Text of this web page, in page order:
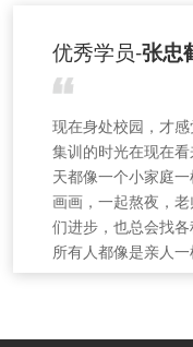
优秀学员-张忠
现在身处校园，才
集训的时光在现在
天都像一个小家庭
画画，一起熬夜，
们进步，也总会找
所有人都像是亲人一